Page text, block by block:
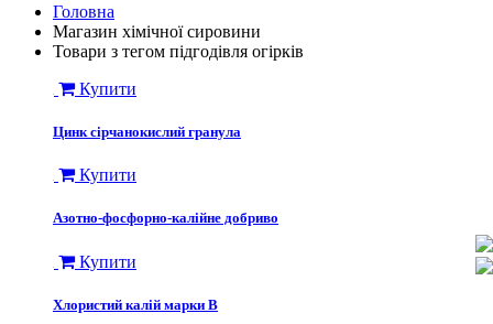
Головна
Магазин хімічної сировини
Товари з тегом підгодівля огірків
Купити
Цинк сірчанокислий гранула
Купити
Азотно-фосфорно-калійне добриво
Купити
Хлористий калій марки В